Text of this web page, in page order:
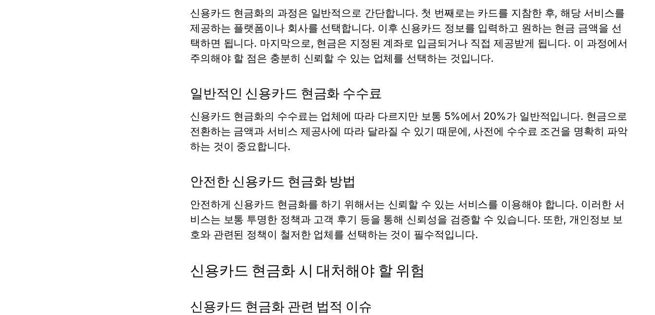
신용카드 현금화의 과정은 일반적으로 간단합니다. 첫 번째로는 카드를 지참한 후, 해당 서비스를
제공하는 플랫폼이나 회사를 선택합니다. 이후 신용카드 정보를 입력하고 원하는 현금 금액을 선
택하면 됩니다. 마지막으로, 현금은 지정된 계좌로 입금되거나 직접 제공받게 됩니다. 이 과정에서
주의해야 할 점은 충분히 신뢰할 수 있는 업체를 선택하는 것입니다.
일반적인 신용카드 현금화 수수료
신용카드 현금화의 수수료는 업체에 따라 다르지만 보통 5%에서 20%가 일반적입니다. 현금으로
전환하는 금액과 서비스 제공사에 따라 달라질 수 있기 때문에, 사전에 수수료 조건을 명확히 파악
하는 것이 중요합니다.
안전한 신용카드 현금화 방법
안전하게 신용카드 현금화를 하기 위해서는 신뢰할 수 있는 서비스를 이용해야 합니다. 이러한 서
비스는 보통 투명한 정책과 고객 후기 등을 통해 신뢰성을 검증할 수 있습니다. 또한, 개인정보 보
호와 관련된 정책이 철저한 업체를 선택하는 것이 필수적입니다.
신용카드 현금화 시 대처해야 할 위험
신용카드 현금화 관련 법적 이슈